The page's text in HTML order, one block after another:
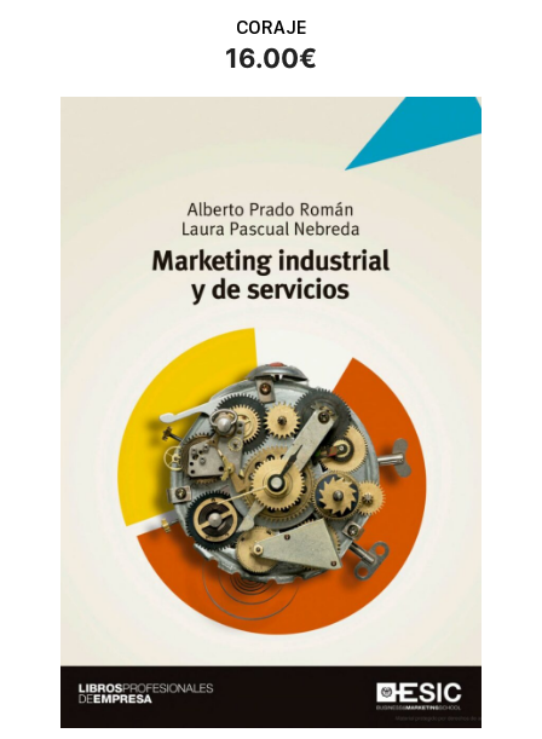
CORAJE
16.00€